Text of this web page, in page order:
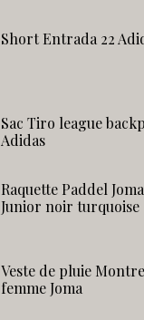
Short Entrada 22
Sac Tiro league
Adidas
Raquette Paddel Joma
Junior noir turquoise
Veste de pluie
femme Joma